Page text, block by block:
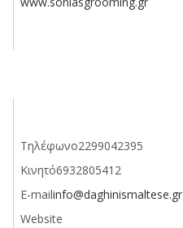
Τηλέφωνο2299042395
Κινητό6932805412
E-mailinfo@daghinismaltese.gr
Website